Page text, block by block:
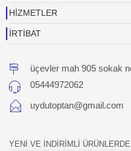
HİZMETLER
İRTİBAT
üçevler mah 905 sokak
05444972062
uydutoptan@gmail.com
YENİ VE İNDİRİMLİ